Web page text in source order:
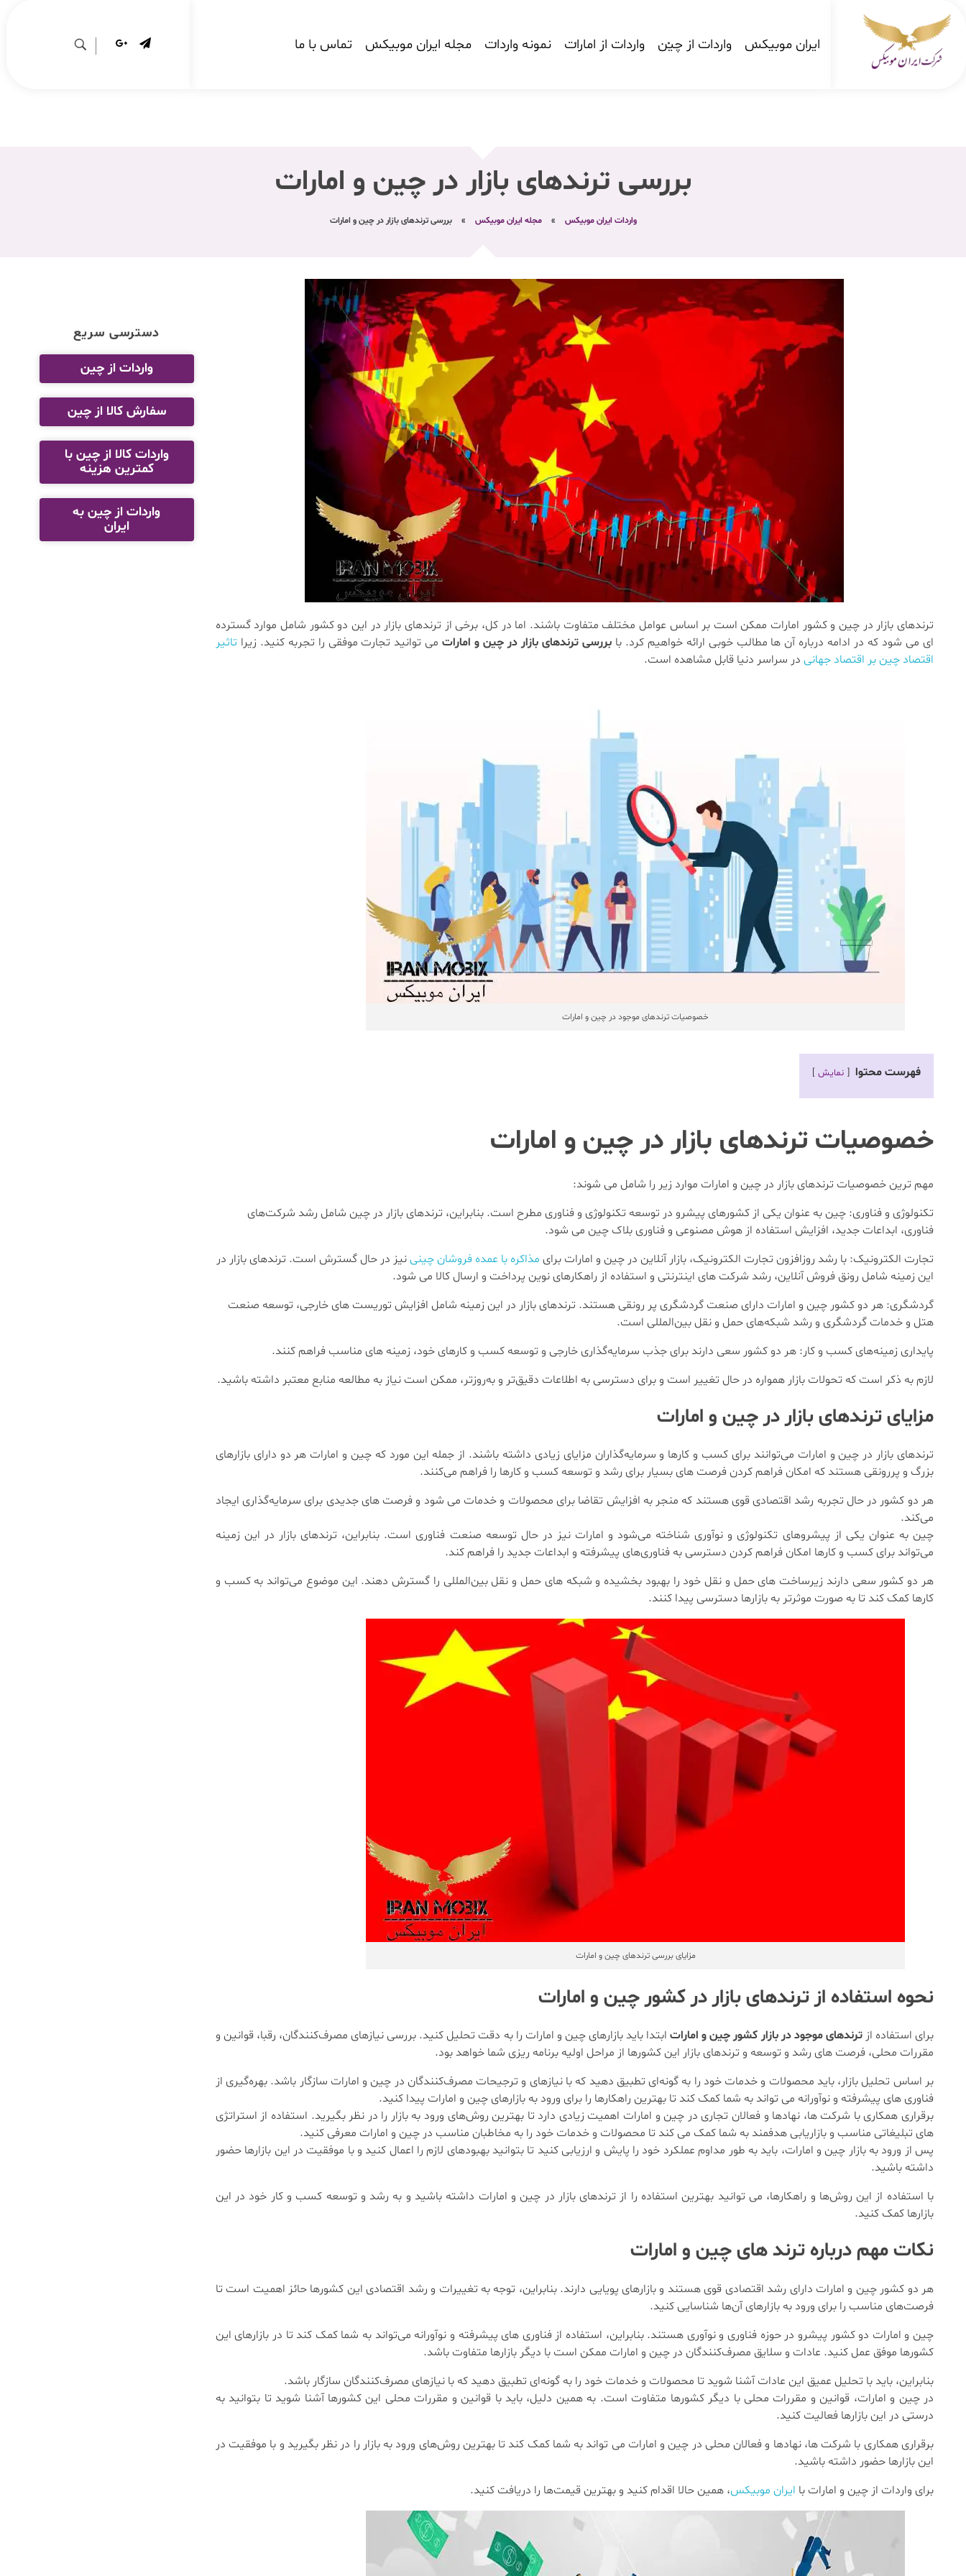
ایران موبیکس واردات از چین واردات از امارات نمونه واردات مجله ایران موبیکس تماس با ما
بررسی ترندهای بازار در چین و امارات
واردات ایران موبیکس » مجله ایران موبیکس » بررسی ترندهای بازار در چین و امارات
ترندهای بازار در چین و کشور امارات ممکن است بر اساس عوامل مختلف متفاوت باشند. اما در کل، برخی از ترندهای بازار در این دو کشور شامل موارد گسترده
ای می شود که در ادامه درباره آن ها مطالب خوبی ارائه خواهیم کرد. بابررسی ترندهای بازار در چین و اماراتمی توانید تجارت موفقی را تجربه کنید. زیرا تاثیر
اقتصاد چین بر اقتصاد جهانی در سراسر دنیا قابل مشاهده است.
خصوصیات ترندهای موجود در چین و امارات
فهرست محتوا نمایش
خصوصیات ترندهای بازار در چین و امارات
مهم ترین خصوصیات ترندهای بازار در چین و امارات موارد زیر را شامل می شوند:
تکنولوژی و فناوری: چین به عنوان یکی از کشورهای پیشرو در توسعه تکنولوژی و فناوری مطرح است. بنابراین، ترندهای بازار در چین شامل رشد شرکت‌های
فناوری، ابداعات جدید، افزایش استفاده از هوش مصنوعی و فناوری بلاک چین می ‌شود.
تجارت الکترونیک: با رشد روزافزون تجارت الکترونیک، بازار آنلاین در چین و امارات برای مذاکره با عمده فروشان چینی نیز در حال گسترش است. ترندهای بازار در
این زمینه شامل رونق فروش آنلاین، رشد شرکت ‌های اینترنتی و استفاده از راهکارهای نوین پرداخت و ارسال کالا می‌ شود.
گردشگری: هر دو کشور چین و امارات دارای صنعت گردشگری پر رونقی هستند. ترندهای بازار در این زمینه شامل افزایش توریست ‌های خارجی، توسعه صنعت
هتل‌ و خدمات گردشگری و رشد شبکه‌های حمل و نقل بین‌المللی است.
پایداری زمینه‌های کسب و کار: هر دو کشور سعی دارند برای جذب سرمایه‌گذاری خارجی و توسعه کسب و کارهای خود، زمینه ‌های مناسب فراهم کنند.
لازم به ذکر است که تحولات بازار همواره در حال تغییر است و برای دسترسی به اطلاعات دقیق‌تر و به‌روزتر، ممکن است نیاز به مطالعه منابع معتبر داشته باشید.
مزایای ترندهای بازار در چین و امارات
ترندهای بازار در چین و امارات می‌توانند برای کسب و کارها و سرمایه‌گذاران مزایای زیادی داشته باشند. از جمله این مورد که چین و امارات هر دو دارای بازارهای
بزرگ و پررونقی هستند که امکان فراهم کردن فرصت ‌های بسیار برای رشد و توسعه کسب و کارها را فراهم می‌کنند.
هر دو کشور در حال تجربه رشد اقتصادی قوی هستند که منجر به افزایش تقاضا برای محصولات و خدمات می ‌شود و فرصت ‌های جدیدی برای سرمایه‌گذاری ایجاد
می‌کند.
چین به عنوان یکی از پیشروهای تکنولوژی و نوآوری شناخته می‌شود و امارات نیز در حال توسعه صنعت فناوری است. بنابراین، ترندهای بازار در این زمینه
می‌تواند برای کسب و کارها امکان فراهم کردن دسترسی به فناوری‌های پیشرفته و ابداعات جدید را فراهم کند.
هر دو کشور سعی دارند زیرساخت ‌های حمل و نقل خود را بهبود بخشیده و شبکه ‌های حمل و نقل بین‌المللی را گسترش دهند. این موضوع می‌تواند به کسب و
کارها کمک کند تا به صورت موثرتر به بازارها دسترسی پیدا کنند.
مزایای بررسی ترندهای چین و امارات
نحوه استفاده از ترندهای بازار در کشور چین و امارات
برای استفاده ازترندهای موجود در بازار کشور چین و اماراتابتدا باید بازارهای چین و امارات را به دقت تحلیل کنید. بررسی نیازهای مصرف‌کنندگان، رقبا، قوانین و
مقررات محلی، فرصت‌ های رشد و توسعه و ترندهای بازار این کشورها از مراحل اولیه برنامه‌ ریزی شما خواهد بود.
بر اساس تحلیل بازار، باید محصولات و خدمات خود را به گونه‌ای تطبیق دهید که با نیازهای و ترجیحات مصرف‌کنندگان در چین و امارات سازگار باشد. بهره‌گیری از
فناوری ‌های پیشرفته و نوآورانه می ‌تواند به شما کمک کند تا بهترین راهکارها را برای ورود به بازارهای چین و امارات پیدا کنید.
برقراری همکاری با شرکت ‌ها، نهادها و فعالان تجاری در چین و امارات اهمیت زیادی دارد تا بهترین روش‌های ورود به بازار را در نظر بگیرید. استفاده از استراتژی
‌های تبلیغاتی مناسب و بازاریابی هدفمند به شما کمک می کند تا محصولات و خدمات خود را به مخاطبان مناسب در چین و امارات معرفی کنید.
پس از ورود به بازار چین و امارات، باید به طور مداوم عملکرد خود را پایش و ارزیابی کنید تا بتوانید بهبودهای لازم را اعمال کنید و با موفقیت در این بازارها حضور
داشته باشید.
با استفاده از این روش‌ها و راهکارها، می ‌توانید بهترین استفاده را از ترندهای بازار در چین و امارات داشته باشید و به رشد و توسعه کسب و کار خود در این
بازارها کمک کنید.
نکات مهم درباره ترند های چین و امارات
هر دو کشور چین و امارات دارای رشد اقتصادی قوی هستند و بازارهای پویایی دارند. بنابراین، توجه به تغییرات و رشد اقتصادی این کشورها حائز اهمیت است تا
فرصت‌های مناسب را برای ورود به بازارهای آن‌ها شناسایی کنید.
چین و امارات دو کشور پیشرو در حوزه فناوری و نوآوری هستند. بنابراین، استفاده از فناوری ‌های پیشرفته و نوآورانه می‌تواند به شما کمک کند تا در بازارهای این
کشورها موفق عمل کنید. عادات و سلایق مصرف‌کنندگان در چین و امارات ممکن است با دیگر بازارها متفاوت باشد.
بنابراین، باید با تحلیل عمیق این عادات آشنا شوید تا محصولات و خدمات خود را به گونه‌ای تطبیق دهید که با نیازهای مصرف‌کنندگان سازگار باشد.
در چین و امارات، قوانین و مقررات محلی با دیگر کشورها متفاوت است. به همین دلیل، باید با قوانین و مقررات محلی این کشورها آشنا شوید تا بتوانید به
درستی در این بازارها فعالیت کنید.
برقراری همکاری با شرکت ‌ها، نهادها و فعالان محلی در چین و امارات می ‌تواند به شما کمک کند تا بهترین روش‌های ورود به بازار را در نظر بگیرید و با موفقیت در
این بازارها حضور داشته باشید.
برای واردات از چین و امارات با ایران موبیکس، همین حالا اقدام کنید و بهترین قیمت‌ها را دریافت کنید.
دسترسی سریع
واردات از چین
سفارش کالا از چین
واردات کالا از چین با
کمترین هزینه
واردات از چین به
ایران